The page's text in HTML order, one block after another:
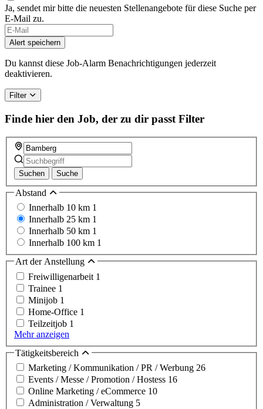
Ja, sendet mir bitte die neuesten Stellenangebote für diese Suche per
E-Mail zu.
If
you
are
a
human,
this
field
Alert speichern
Du kannst diese Job-Alarm Benachrichtigungen jederzeit
deaktivieren.
Filter
Finde hier den Job, der zu dir passt Filter
Suchen Suche
Abstand
Innerhalb 10 km 1
Innerhalb 25 km 1
Innerhalb 50 km 1
Innerhalb 100 km 1
Art der Anstellung
Freiwilligenarbeit 1
Trainee 1
Minijob 1
Home-Office 1
Teilzeitjob 1
Mehr anzeigen
Tätigkeitsbereich
Marketing / Kommunikation / PR / Werbung 26
Events / Messe / Promotion / Hostess 16
Online Marketing / eCommerce 10
Administration / Verwaltung 5